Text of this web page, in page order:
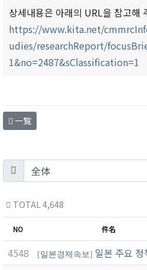
主要
事業
定款
組織
協会
ウェ
セシ
ビリ
ティ方
会員社
検索/リ
スト
会員社
総覧
合わせ
상세내용은 아래의 URL을 참고해
https://www.kita.net/
udies/researchReport/
1&no=2487&sClassification=1
一覧
TOTAL 4,648
NO 件名
4548 [일본경제속보] 일본 주요